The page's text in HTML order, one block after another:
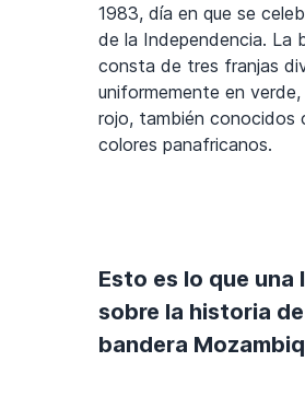
1983, día en que se
de la Independencia. La
consta de tres franjas
uniformemente en
rojo, también conocidos
colores panafricanos.
Esto es lo que una
sobre la historia
bandera